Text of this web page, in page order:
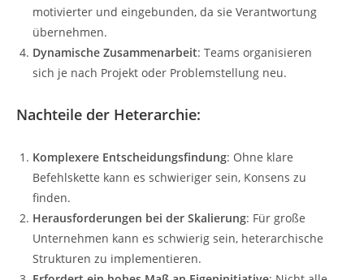
motivierter und eingebunden, da sie Verantwortung
übernehmen.
Dynamische Zusammenarbeit: Teams organisieren
sich je nach Projekt oder Problemstellung neu.
Nachteile der Heterarchie:
Komplexere Entscheidungsfindung: Ohne klare
Befehlskette kann es schwieriger sein, Konsens zu
finden.
Herausforderungen bei der Skalierung: Für große
Unternehmen kann es schwierig sein, heterarchische
Strukturen zu implementieren.